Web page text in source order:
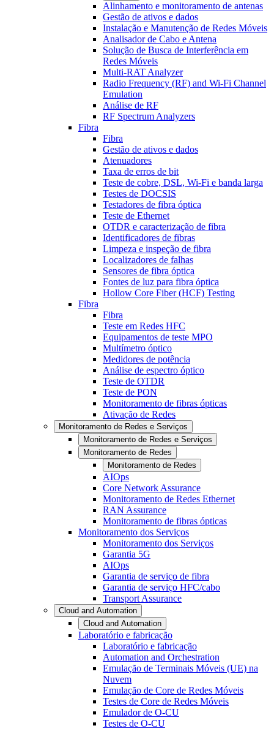
Alinhamento e monitoramento de antenas
Gestão de ativos e dados
Instalação e Manutenção de Redes Móveis
Analisador de Cabo e Antena
Solução de Busca de Interferência em
Redes Móveis
Multi-RAT Analyzer
Radio Frequency (RF) and Wi-Fi Channel
Emulation
Análise de RF
RF Spectrum Analyzers
Fibra
Fibra
Gestão de ativos e dados
Atenuadores
Taxa de erros de bit
Teste de cobre, DSL, Wi-Fi e banda larga
Testes de DOCSIS
Testadores de fibra óptica
Teste de Ethernet
OTDR e caracterização de fibra
Identificadores de fibras
Limpeza e inspeção de fibra
Localizadores de falhas
Sensores de fibra óptica
Fontes de luz para fibra óptica
Hollow Core Fiber (HCF) Testing
Fibra
Fibra
Teste em Redes HFC
Equipamentos de teste MPO
Multímetro óptico
Medidores de potência
Análise de espectro óptico
Teste de OTDR
Teste de PON
Monitoramento de fibras ópticas
Ativação de Redes
Monitoramento de Redes e Serviços
Monitoramento de Redes e Serviços
Monitoramento de Redes
Monitoramento de Redes
AIOps
Core Network Assurance
Monitoramento de Redes Ethernet
RAN Assurance
Monitoramento de fibras ópticas
Monitoramento dos Serviços
Monitoramento dos Serviços
Garantia 5G
AIOps
Garantia de serviço de fibra
Garantia de serviço HFC/cabo
Transport Assurance
Cloud and Automation
Cloud and Automation
Laboratório e fabricação
Laboratório e fabricação
Automation and Orchestration
Emulação de Terminais Móveis (UE) na
Nuvem
Emulação de Core de Redes Móveis
Testes de Core de Redes Móveis
Emulador de O-CU
Testes de O-CU